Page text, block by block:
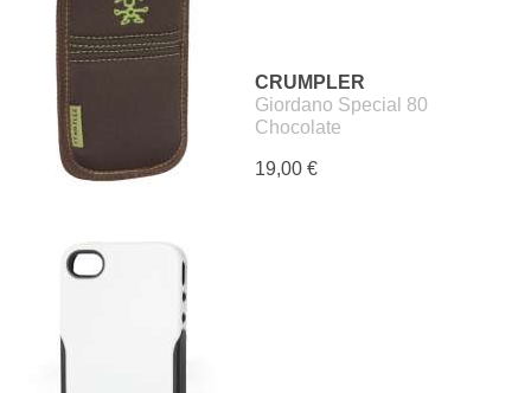
CRUMPLER
Giordano Special 80
Chocolate
19,00 €